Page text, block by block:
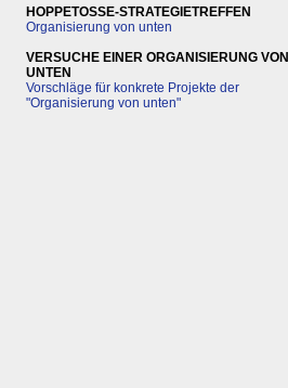
HOPPETOSSE-STRATEGIETREFFEN
Organisierung von unten
VERSUCHE EINER ORGANISIERUNG VON
UNTEN
Vorschläge für konkrete Projekte der
"Organisierung von unten"